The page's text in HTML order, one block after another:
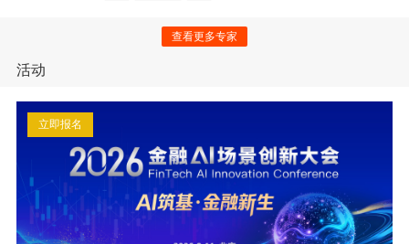
查看更多专家
活动
立即报名